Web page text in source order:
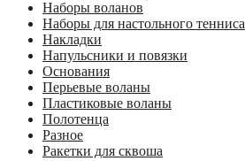
Наборы воланов
Наборы для настольного тенниса
Накладки
Напульсники и повязки
Основания
Перьевые воланы
Пластиковые воланы
Полотенца
Разное
Ракетки для сквоша